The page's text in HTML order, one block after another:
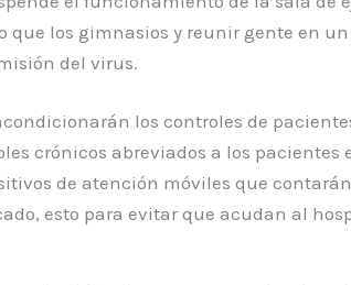
que los gimnasios y reunir gente en
del virus.
los controles de
crónicos abreviados a los
de atención móviles que
esto para evitar que acudan al